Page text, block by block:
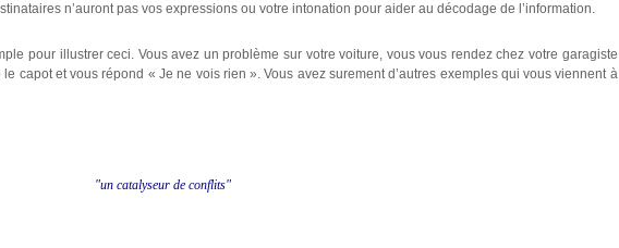
n’auront pas vos expressions ou votre intonation pour aider au décodage de l’information.
pour illustrer ceci. Vous avez un problème sur votre voiture, vous vous rendez chez votre garagiste
capot et vous répond « Je ne vois rien ». Vous avez surement d’autres exemples qui vous viennent à
"un catalyseur de conflits"